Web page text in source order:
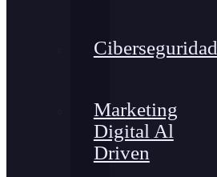
Ciberseguridad
Marketing
Digital Al
Driven